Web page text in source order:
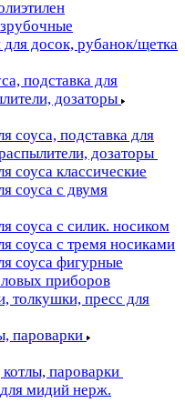
для досок, рубанок/щетка
подставка для
дозаторы
соуса, подставка для
дозаторы
соуса классические
соуса с двумя
соуса с силик. носиком
соуса с тремя носиками
соуса фигурные
приборов
толкушки, пресс для
пароварки
пароварки
мидий нерж.